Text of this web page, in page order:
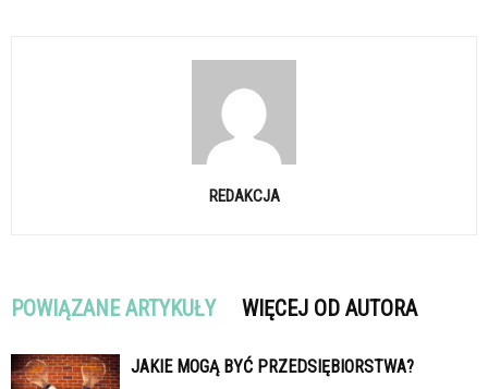
REDAKCJA
POWIĄZANE ARTYKUŁY WIĘCEJ OD AUTORA
JAKIE MOGĄ BYĆ PRZEDSIĘBIORSTWA?